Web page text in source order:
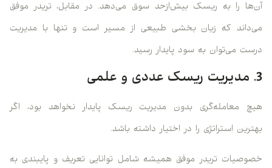
آن‌ها را به ریسک بیش‌ازحد سوق می‌دهد. در مقابل، تریدر موفق
می‌داند که زیان بخشی طبیعی از مسیر است و تنها با مدیریت
درست می‌توان به سود پایدار رسید.
3. مدیریت ریسک عددی و علمی
هیچ معامله‌گری بدون مدیریت ریسک پایدار نخواهد بود، اگر
بهترین استراتژی را در اختیار داشته باشد.
خصوصیات تریدر موفق همیشه شامل توانایی تعریف و پایبندی به